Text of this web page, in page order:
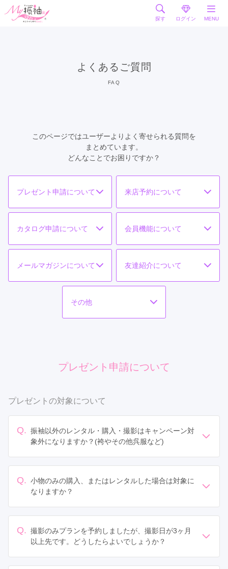
探す ログイン MENU
よくあるご質問
FAQ
このページではユーザーよりよく寄せられる質問を
まとめています。
どんなことでお困りですか？
プレゼント申請について 来店予約について
カタログ申請について 会員機能について
メールマガジンについて 友達紹介について
その他
プレゼント申請について
プレゼントの対象について
Q. 振袖以外のレンタル・購入・撮影はキャンペーン対
象外になりますか？(袴やその他呉服など)
なお、袴（卒業式・成人式男性）、及び七五三は専用の
利用ください。
袴専門のポータルサイト：My袴
七五三専門のポータルサイト：七五三クラブ
Q. 小物のみの購入、またはレンタルした場合は対象に
なりますか？
象となる場合があります。その場合はぜひご申請くださ
Q. 撮影のみプランを予約しましたが、撮影日が3ヶ月
以上先です。どうしたらよいでしょうか？
い。